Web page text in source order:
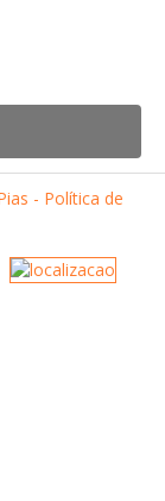
- Política de